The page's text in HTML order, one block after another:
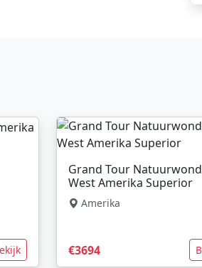
Grand Tour
West Amerika Superior
Amerika
€3694